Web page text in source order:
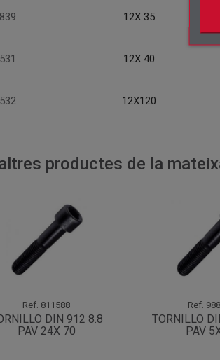
12X 35
12X 40
12X120
productes de la
Ref. 811588
DIN 912 8.8
PAV 24X 70
Ref.
TORNILLO
PAV